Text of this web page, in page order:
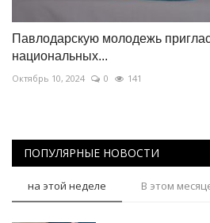
Павлодарскую молодежь
национальных...
Октябрь 10, 2024 0 141
ПОПУЛЯРНЫЕ НОВОСТИ
на этой неделе В этом